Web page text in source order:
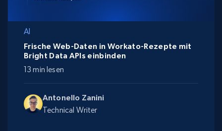
AI
Antonello Zanini
Technical Writer
Frische Web-Daten in Workato-Rezepte mit
Bright Data APIs einbinden
13 min lesen